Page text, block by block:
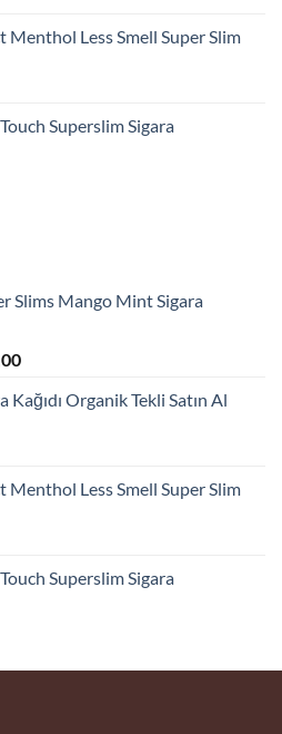
Menthol Less Smell Super Slim
Superslim Sigara
Slims Mango Mint Sigara
Şu
fiyat:
Kağıdı Organik Tekli Satın Al
Menthol Less Smell Super Slim
Superslim Sigara